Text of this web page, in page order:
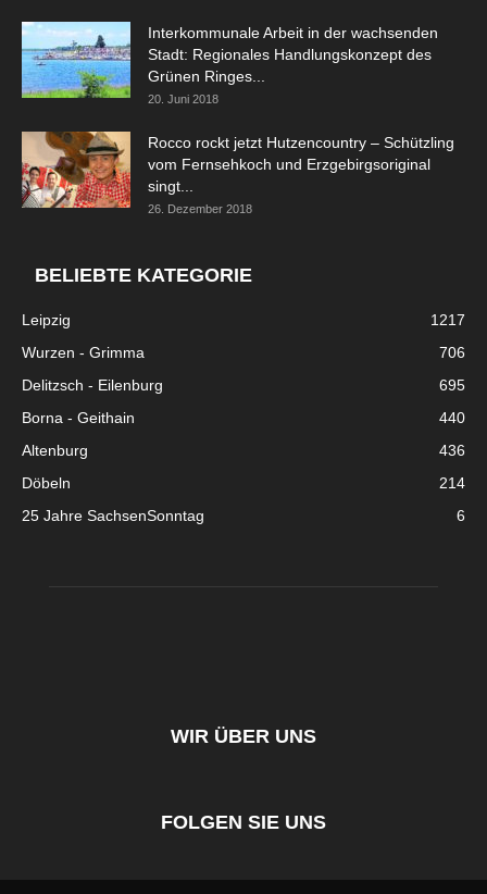
Interkommunale Arbeit in der wachsenden
Stadt: Regionales Handlungskonzept des
Grünen Ringes...
20. Juni 2018
Rocco rockt jetzt Hutzencountry – Schützling
vom Fernsehkoch und Erzgebirgsoriginal
singt...
26. Dezember 2018
BELIEBTE KATEGORIE
Leipzig
1217
Wurzen - Grimma
706
Delitzsch - Eilenburg
695
Borna - Geithain
440
Altenburg
436
Döbeln
214
25 Jahre SachsenSonntag
6
WIR ÜBER UNS
FOLGEN SIE UNS